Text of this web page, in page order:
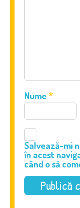
Nume *
Salvează-mi
în acest
când o să